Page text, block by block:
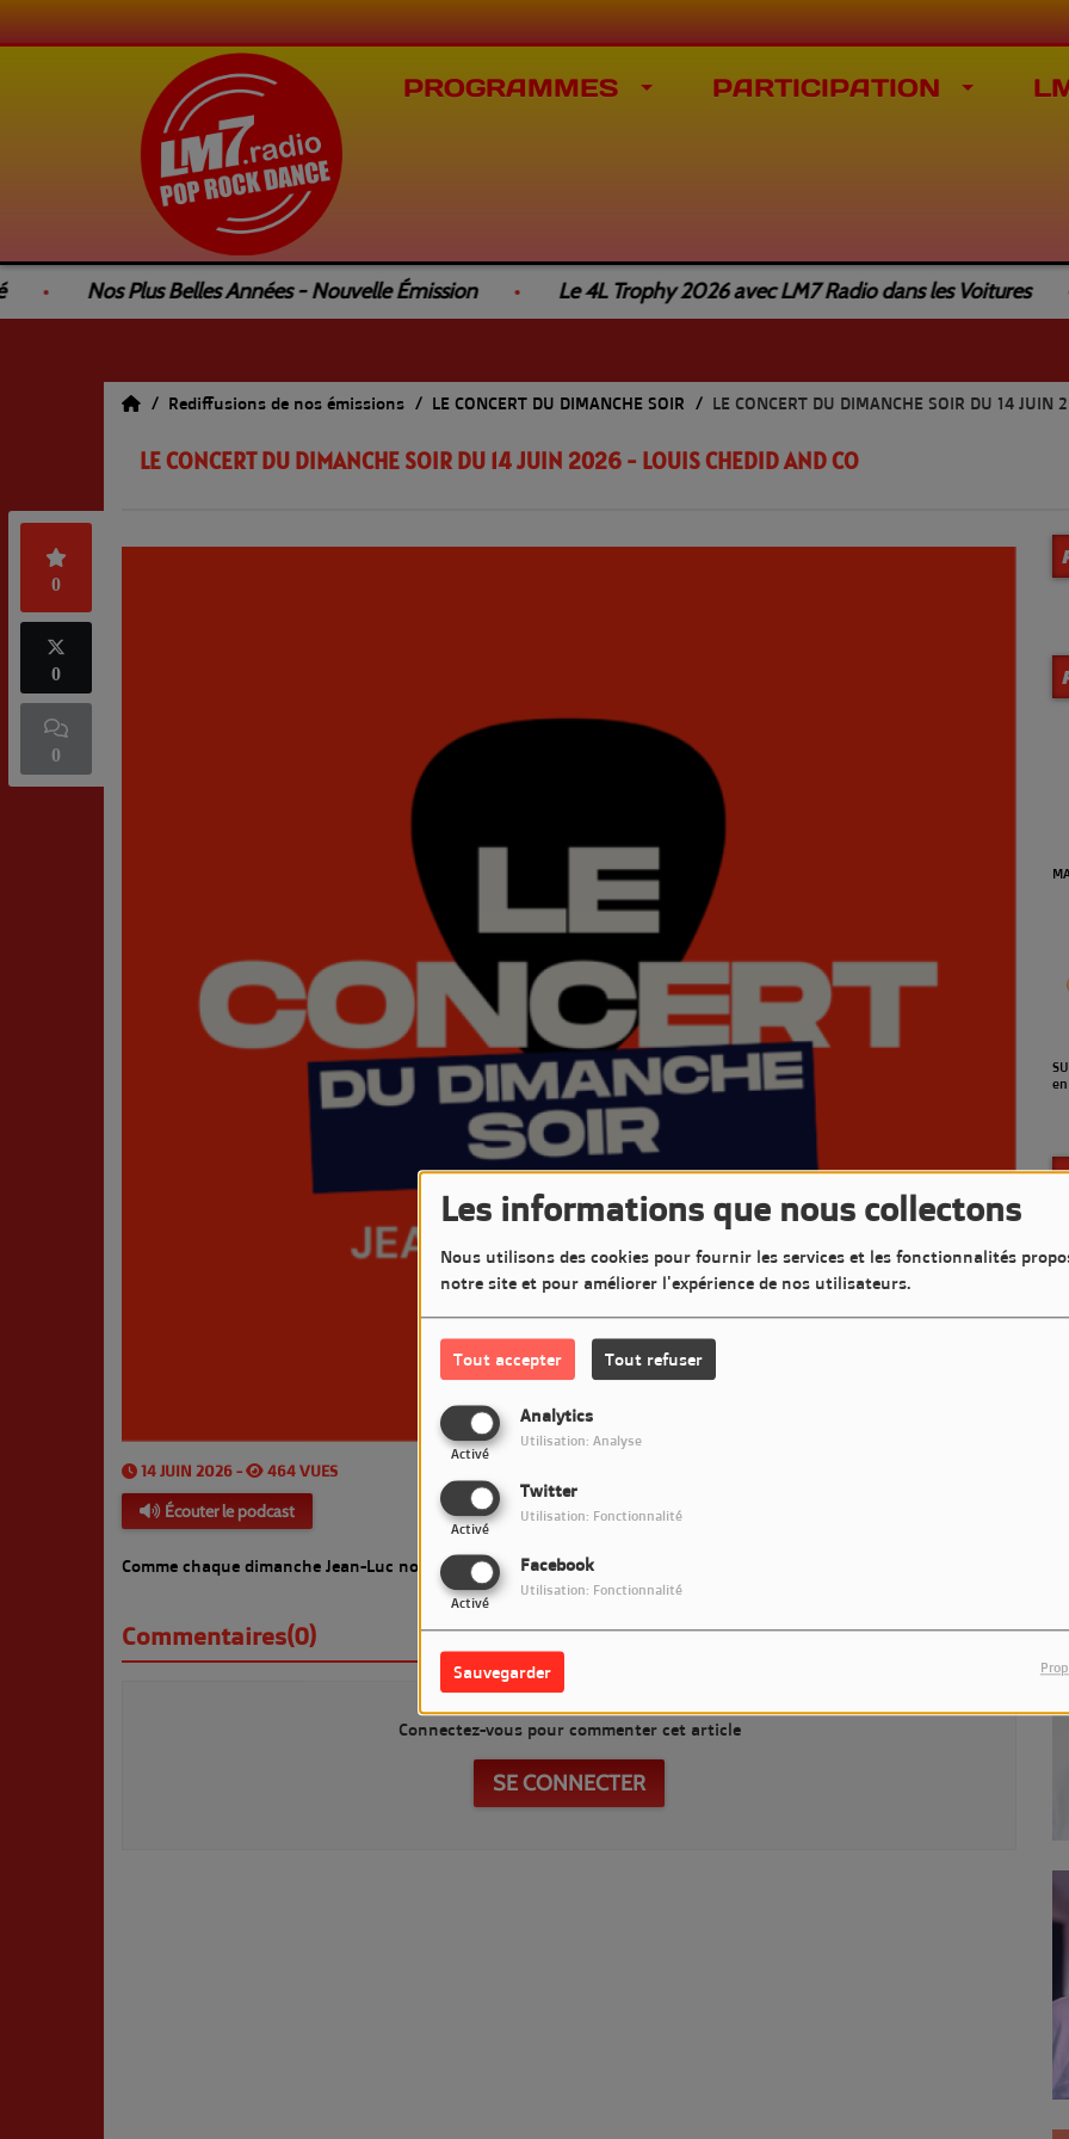
Les informations que nous collectons
Nous utilisons des cookies pour fournir les services et les fonctionnalités
notre site et pour améliorer l'expérience de nos utilisateurs.
Tout accepter Tout refuser
Analytics
Activé
Utilisation: Analyse
Twitter
Activé
Utilisation: Fonctionnalité
Facebook
Activé
Utilisation: Fonctionnalité
Sauvegarder
PROGRAMMES PARTICIPATION
Nos Plus Belles Années - Nouvelle Émission Le 4L Trophy 2026 avec LM7 Radio dans les Voitures
Rediffusions de nos émissions LE CONCERT DU DIMANCHE SOIR LE CONCERT DU DIMANCHE SOIR DU 14 JUIN
LE CONCERT DU DIMANCHE SOIR DU 14 JUIN 2026 - LOUIS CHEDID AND CO
0
0
0
14 JUIN 2026 - 464 VUES
Écouter le podcast
Comme chaque dimanche Jean-Luc nous propose un Concert pour mettre en lumière des artistes sur LM7 Radio
Commentaires(0)
Connectez-vous pour commenter cet article
SE CONNECTER